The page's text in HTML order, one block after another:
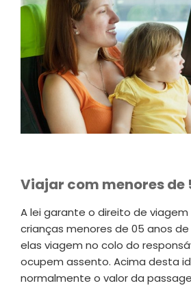
Viajar com menores de
A lei garante o direito de
crianças menores de 05 anos
elas viagem no colo do
ocupem assento. Acima desta
normalmente o valor da